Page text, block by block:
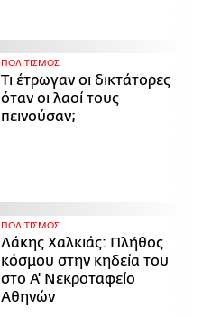
ΠΟΛΙΤΙΣΜΟΣ
Τι έτρωγαν οι δικτάτορες
όταν οι λαοί τους
πεινούσαν;
ΠΟΛΙΤΙΣΜΟΣ
Λάκης Χαλκιάς: Πλήθος
κόσμου στην κηδεία του
στο Α' Νεκροταφείο
Αθηνών